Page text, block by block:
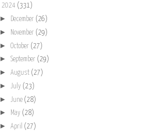
2024 (331)
► December (26)
► November (29)
► October (27)
► September (29)
► August (27)
► July (23)
► June (28)
► May (28)
► April (27)